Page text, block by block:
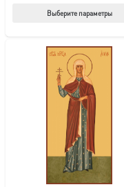
Выберите параметры